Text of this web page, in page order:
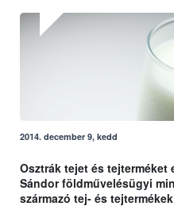
2014. december 9, kedd
Osztrák tejet és tejterméket
Sándor földművelésügyi
származó tej- és